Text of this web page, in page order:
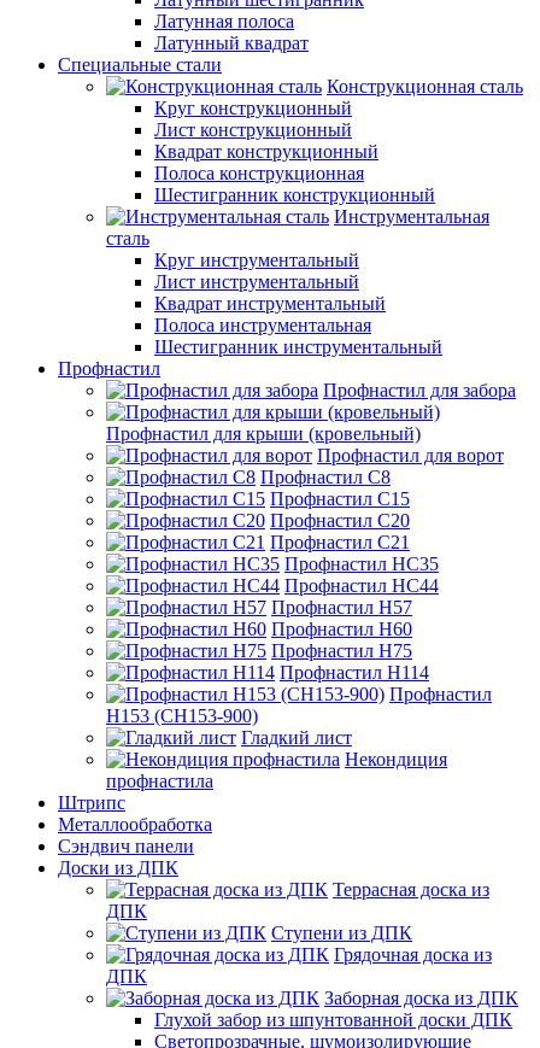
Латунная полоса
Латунный квадрат
Специальные стали
Конструкционная сталь
Круг конструкционный
Лист конструкционный
Квадрат конструкционный
Полоса конструкционная
Шестигранник конструкционный
Инструментальная
сталь
Круг инструментальный
Лист инструментальный
Квадрат инструментальный
Полоса инструментальная
Шестигранник инструментальный
Профнастил
Профнастил для забора
Профнастил для крыши (кровельный)
Профнастил для ворот
Профнастил С8
Профнастил С15
Профнастил С20
Профнастил С21
Профнастил НС35
Профнастил НС44
Профнастил Н57
Профнастил Н60
Профнастил Н75
Профнастил Н114
Профнастил
Н153 (СН153-900)
Гладкий лист
Некондиция
профнастила
Штрипс
Металлообработка
Сэндвич панели
Доски из ДПК
Террасная доска из
ДПК
Ступени из ДПК
Грядочная доска из
ДПК
Заборная доска из ДПК
Глухой забор из шпунтованной доски ДПК
Светопрозрачные, шумоизолирующие